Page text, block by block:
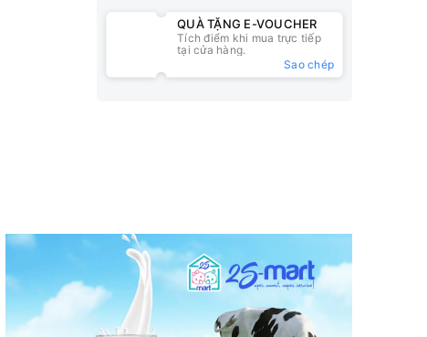
QUÀ TẶNG E-VOUCHER
Tích điểm khi mua trực tiếp
tại cửa hàng.
Sao chép